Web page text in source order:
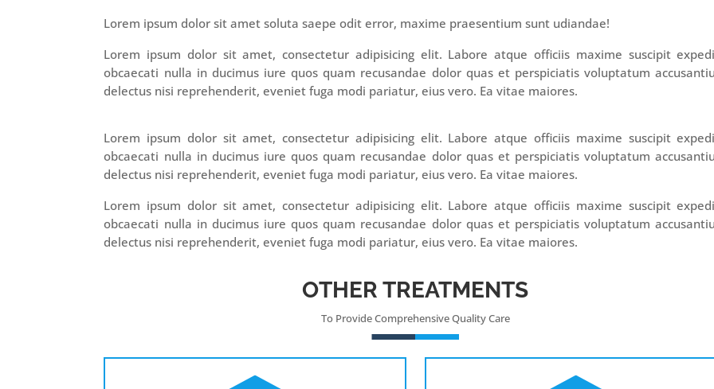
Lorem ipsum dolor sit amet soluta saepe odit error, maxime praesentium sunt udiandae!
Lorem ipsum dolor sit amet, consectetur adipisicing elit. Labore atque officiis maxime suscipit
obcaecati nulla in ducimus iure quos quam recusandae dolor quas et perspiciatis voluptatum
delectus nisi reprehenderit, eveniet fuga modi pariatur, eius vero. Ea vitae maiores.
Lorem ipsum dolor sit amet, consectetur adipisicing elit. Labore atque officiis maxime suscipit
obcaecati nulla in ducimus iure quos quam recusandae dolor quas et perspiciatis voluptatum
delectus nisi reprehenderit, eveniet fuga modi pariatur, eius vero. Ea vitae maiores.
Lorem ipsum dolor sit amet, consectetur adipisicing elit. Labore atque officiis maxime suscipit
obcaecati nulla in ducimus iure quos quam recusandae dolor quas et perspiciatis voluptatum
delectus nisi reprehenderit, eveniet fuga modi pariatur, eius vero. Ea vitae maiores.
OTHER TREATMENTS
To Provide Comprehensive Quality Care